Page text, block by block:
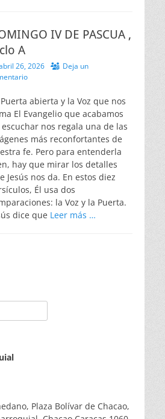
IV DE PASCUA ,
A
26, 2026
Deja un
Puerta abierta y la Voz que nos
El Evangelio que acabamos
nos regala una de las
más reconfortantes de
fe. Pero para entenderla
hay que mirar los detalles
Jesús nos da. En estos diez
Él usa dos
la Voz y la Puerta.
dice que Leer más …
Plaza Bolívar de Chacao,